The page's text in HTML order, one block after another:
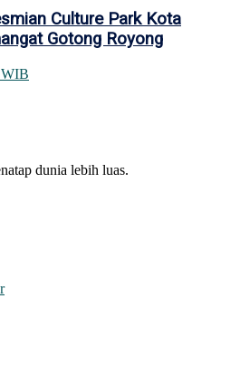
Culture Park Kota
Gotong Royong
WIB
dunia lebih luas.